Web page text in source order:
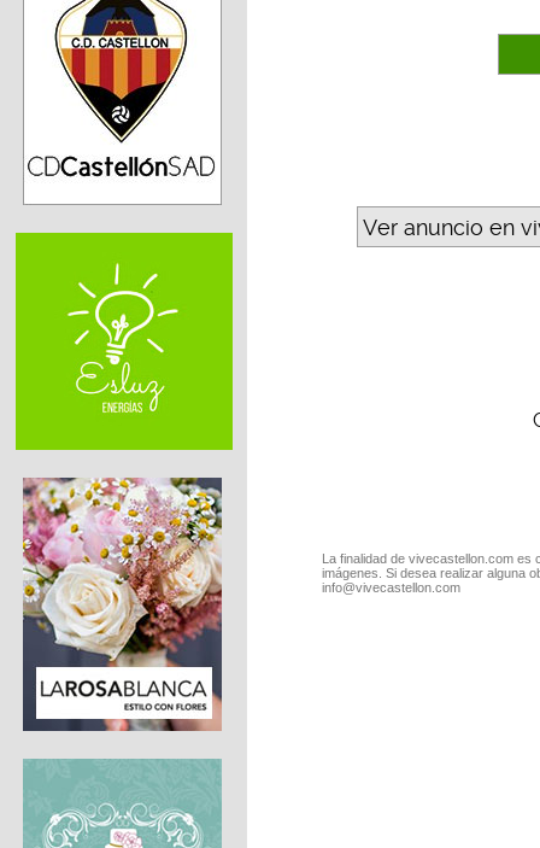
Ver anuncio en
La finalidad de vivecastellon.com
imágenes. Si desea realizar alguna
info@vivecastellon.com